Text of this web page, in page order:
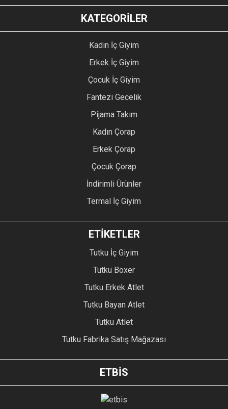
KATEGORİLER
Kadın İç Giyim
Erkek İç Giyim
Çocuk İç Giyim
Fantezi Gecelik
Pijama Takım
Kadın Çorap
Erkek Çorap
Çocuk Çorap
İndirimli Ürünler
Termal İç Giyim
ETİKETLER
Tutku İç Giyim
Tutku Boxer
Tutku Erkek Atlet
Tutku Bayan Atlet
Tutku Atlet
Tutku Fabrika Satış Mağazası
ETBİS